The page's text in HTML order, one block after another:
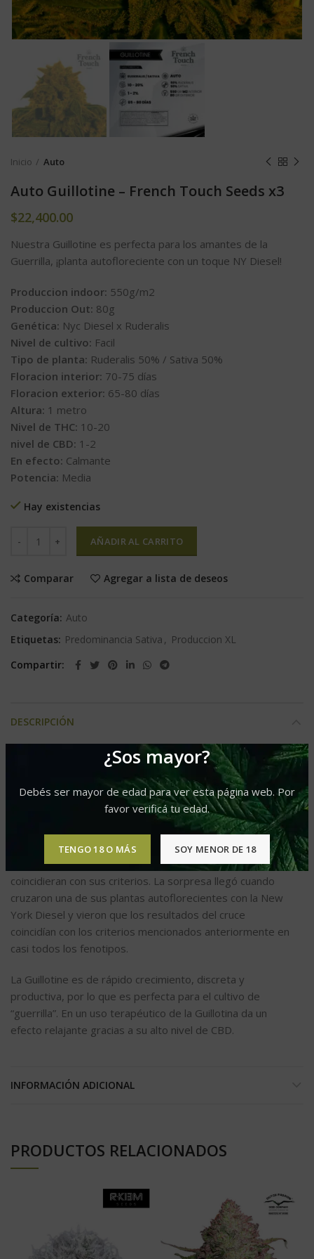
¿Sos mayor?
Debés ser mayor de edad para ver esta página web. Por
favor verificá tu edad.
TENGO 18 O MÁS SOY MENOR DE 18
Inicio Auto
Auto Guillotine – French Touch Seeds x3
$22,400.00
Nuestra Guillotine es perfecta para los amantes de la
Guerrilla, ¡planta autofloreciente con un toque NY Diesel!
Produccion indoor: 550g/m2
Produccion Out: 80g
Genética: Nyc Diesel x Ruderalis
Nivel de cultivo: Facil
Tipo de planta: Ruderalis 50% / Sativa 50%
Floracion interior: 70-75 días
Floracion exterior: 65-80 días
Altura: 1 metro
Nivel de THC: 10-20
nivel de CBD: 1-2
En efecto: Calmante
Potencia: Media
Hay existencias
AÑADIR AL CARRITO
Comparar Agregar a lista de deseos
Categoría: Auto
Etiquetas: Predominancia Sativa , Produccion XL
Compartir
DESCRIPCIÓN
Presentamos nuestra variedad autofloreciente: La
Guillotina. Para los amantes de la discreción, la selección
se centró en tres criterios: velocidad de crecimiento,
tamaño pequeño y sabor.
French Touch planeó durante mucho tiempo un cruce
entre una de sus variedades con una NewYork Diesel,
desafortunadamente nunca se lograron resultados que
coincidieran con sus criterios. La sorpresa llegó cuando
cruzaron una de sus plantas autoflorecientes con la New
York Diesel y vieron que los resultados del cruce
coincidían con los criterios mencionados anteriormente en
casi todos los fenotipos.
La Guillotine es de rápido crecimiento, discreta y
productiva, por lo que es perfecta para el cultivo de
“guerrilla”. En un uso terapéutico de la Guillotina da un
efecto relajante gracias a su alto nivel de CBD.
INFORMACIÓN ADICIONAL
PRODUCTOS RELACIONADOS